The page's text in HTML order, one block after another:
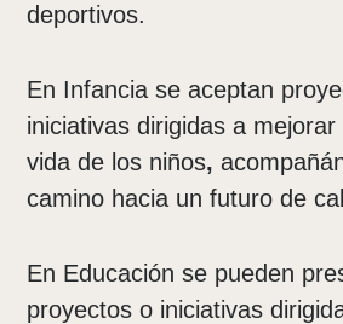
deportivos.
En Infancia se aceptan
iniciativas dirigidas a
vida de los niños,
camino hacia un futuro de
En Educación se pueden
proyectos o iniciativas